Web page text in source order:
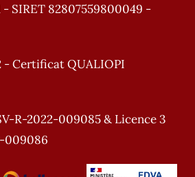
- SIRET 82807559800049 -
- Certificat QUALIOPI
R-2022-009085 & Licence 3
009086